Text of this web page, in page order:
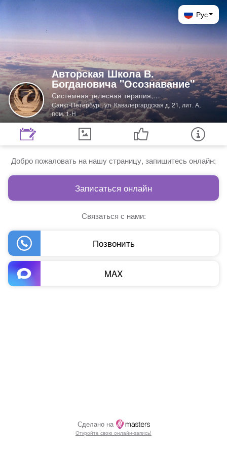
Рус
Авторская Школа В.
Богдановича "Осознавание"
Системная телесная терапия,
Психологическое консультирование,
Психологические семинары и тренинги,
Психокоррекция, Обучение специалистов
помогающих профессий
Санкт-Петербург, ул. Кавалергардская д. 21, лит. А,
пом. 1-Н
Добро пожаловать на нашу страницу, запишитесь онлайн:
Записаться онлайн
Связаться с нами:
Позвонить
MAX
Сделано на
Откройте свою онлайн-запись!